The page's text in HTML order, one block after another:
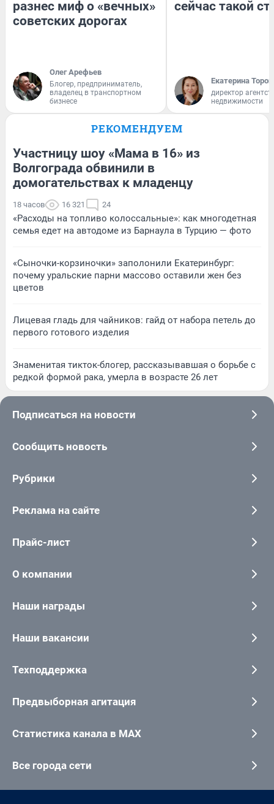
разнес миф о «вечных»
советских дорогах
Олег Арефьев
Блогер, предприниматель,
владелец в транспортном
бизнесе
сейчас такой
Екатерина
директор
недвижимости
РЕКОМЕНДУЕМ
Участницу шоу «Мама в 16» из
Волгограда обвинили в
домогательствах к младенцу
18 часов 16 321 24
«Расходы на топливо колоссальные»: как многодетная
семья едет на автодоме из Барнаула в Турцию — фото
«Сыночки-корзиночки» заполонили Екатеринбург:
почему уральские парни массово оставили жен без
цветов
Лицевая гладь для чайников: гайд от набора петель до
первого готового изделия
Знаменитая тикток-блогер, рассказывавшая о борьбе с
редкой формой рака, умерла в возрасте 26 лет
Подписаться на новости
Сообщить новость
Рубрики
Реклама на сайте
Прайс-лист
О компании
Наши награды
Наши вакансии
Техподдержка
Предвыборная агитация
Статистика канала в MAX
Все города сети